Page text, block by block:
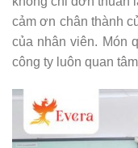
cảm ơn chân thành
của nhân viên. Món
công ty luôn quan